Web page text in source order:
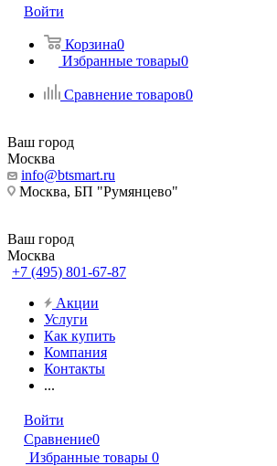
Войти
Корзина0
Избранные товары0
Сравнение товаров0
Ваш город
Москва
info@btsmart.ru
Москва, БП "Румянцево"
Ваш город
Москва
+7 (495) 801-67-87
Акции
Услуги
Как купить
Компания
Контакты
...
Войти
Сравнение0
Избранные товары 0